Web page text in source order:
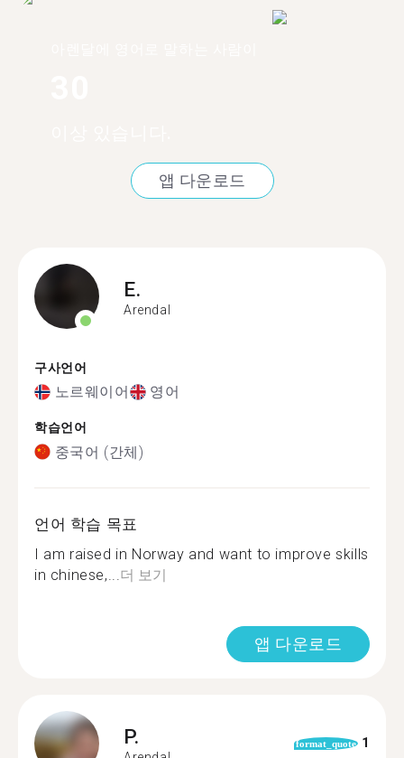
앱 다운로드
E.
Arendal
구사언어
노르웨이어 영어
학습언어
중국어 (간체)
언어 학습 목표
I am raised in Norway and want to improve skills
in chinese,... 더 보기
앱 다운로드
P. format_quote 1